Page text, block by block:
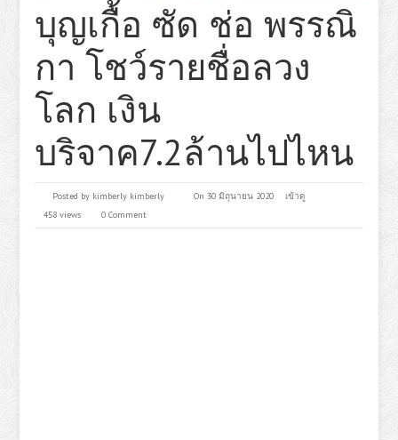
บุญเกื้อ ซัด ช่อ พรรณิ
กา โชว์รายชื่อลวง
โลก เงิน
บริจาค7.2ล้านไปไหน
Posted by kimberly kimberly On 30 มิถุนายน 2020
เข้าดู
458 views
0 Comment